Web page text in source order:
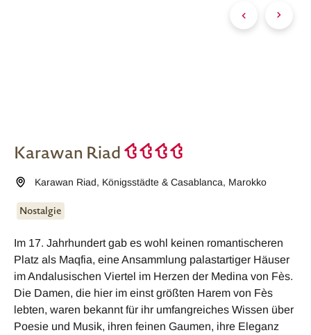
Karawan Riad
Karawan Riad, Königsstädte & Casablanca, Marokko
Nostalgie
Im 17. Jahrhundert gab es wohl keinen romantischeren
Platz als Maqfia, eine Ansammlung palastartiger Häuser
im Andalusischen Viertel im Herzen der Medina von Fès.
Die Damen, die hier im einst größten Harem von Fès
lebten, waren bekannt für ihr umfangreiches Wissen über
Poesie und Musik, ihren feinen Gaumen, ihre Eleganz